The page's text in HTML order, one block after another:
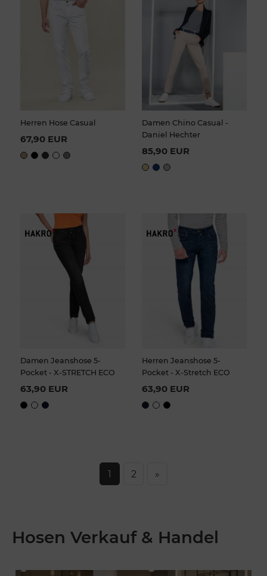
Herren Hose Casual
67,90 EUR
Damen Chino Casual -
Daniel Hechter
85,90 EUR
Damen Jeanshose 5-
Pocket - X-STRETCH ECO
63,90 EUR
Herren Jeanshose 5-
Pocket - X-Stretch ECO
63,90 EUR
1 2 »
Hosen Verkauf & Handel